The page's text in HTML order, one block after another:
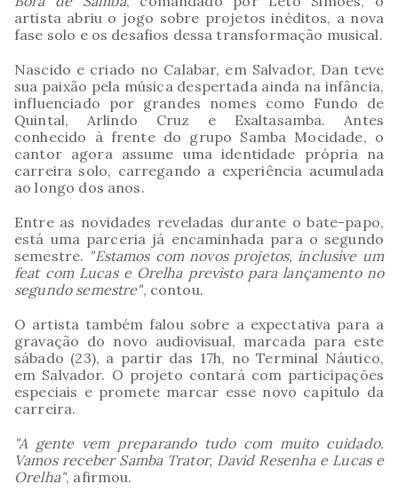
artista abriu o jogo sobre projetos inéditos, a nova
fase solo e os desafios dessa transformação musical.
Nascido e criado no Calabar, em Salvador, Dan teve
sua paixão pela música despertada ainda na infância,
influenciado por grandes nomes como Fundo de
Quintal, Arlindo Cruz e Exaltasamba. Antes
conhecido à frente do grupo Samba Mocidade, o
cantor agora assume uma identidade própria na
carreira solo, carregando a experiência acumulada
ao longo dos anos.
Entre as novidades reveladas durante o bate-papo,
está uma parceria já encaminhada para o segundo
semestre. "Estamos com novos projetos, inclusive um
feat com Lucas e Orelha previsto para lançamento no
segundo semestre", contou.
O artista também falou sobre a expectativa para a
gravação do novo audiovisual, marcada para este
sábado (23), a partir das 17h, no Terminal Náutico,
em Salvador. O projeto contará com participações
especiais e promete marcar esse novo capítulo da
carreira.
"A gente vem preparando tudo com muito cuidado.
Vamos receber Samba Trator, David Resenha e Lucas e
Orelha", afirmou.